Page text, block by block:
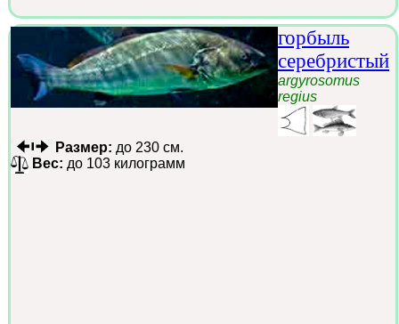
горбыль
серебристый
argyrosomus
regius
Размер: до 230 см.
Вес: до 103 килограмм